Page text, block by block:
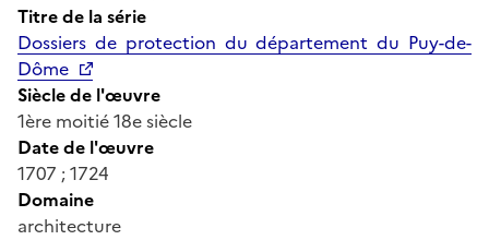
Titre de la série
Dossiers de protection du département du Puy-de-
Dôme
Siècle de l'œuvre
1ère moitié 18e siècle
Date de l'œuvre
1707 ; 1724
Domaine
architecture